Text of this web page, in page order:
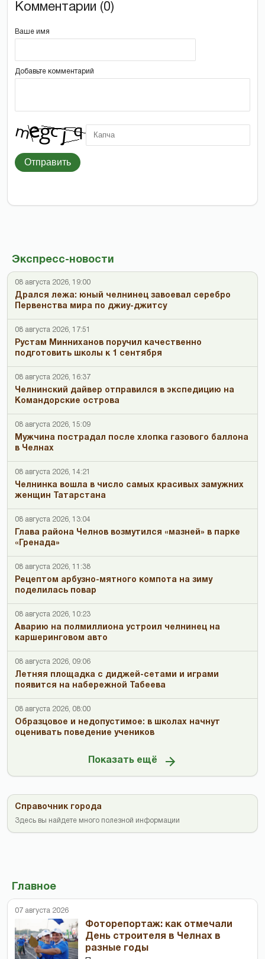
Экспресс-новости
08 августа 2026, 19:00
Дрался лежа: юный челнинец завоевал серебро
Первенства мира по джиу-джитсу
08 августа 2026, 17:51
Рустам Минниханов поручил качественно
подготовить школы к 1 сентября
08 августа 2026, 16:37
Челнинский дайвер отправился в экспедицию на
Командорские острова
08 августа 2026, 15:09
Мужчина пострадал после хлопка газового баллона
в Челнах
08 августа 2026, 14:21
Челнинка вошла в число самых красивых замужних
женщин Татарстана
08 августа 2026, 13:04
Глава района Челнов возмутился «мазней» в парке
«Гренада»
08 августа 2026, 11:38
Рецептом арбузно-мятного компота на зиму
поделилась повар
08 августа 2026, 10:23
Аварию на полмиллиона устроил челнинец на
каршеринговом авто
08 августа 2026, 09:06
Летняя площадка с диджей-сетами и играми
появится на набережной Табеева
08 августа 2026, 08:00
Образцовое и недопустимое: в школах начнут
оценивать поведение учеников
Показать ещё
Справочник города
Здесь вы найдете много полезной информации
Главное
07 августа 2026
Фоторепортаж: как отмечали
День строителя в Челнах в
разные годы
Комментарии (0)
Ваше имя
Добавьте комментарий
Отправить